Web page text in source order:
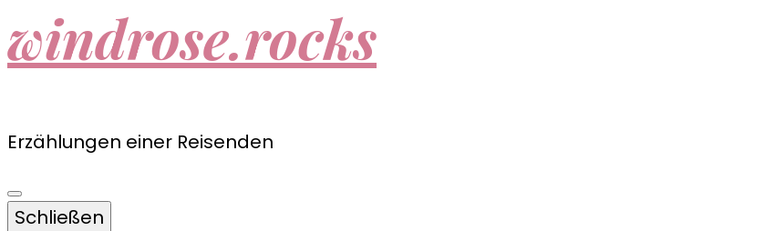
windrose.rocks
Erzählungen einer Reisenden
Schließen